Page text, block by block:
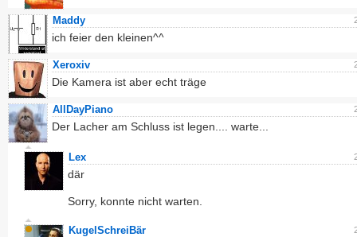
Maddy
ich feier den kleinen^^
Xeroxiv
Die Kamera ist aber echt träge
AllDayPiano
Der Lacher am Schluss ist legen.... warte...
Lex
där
Sorry, konnte nicht warten.
KugelSchreiBär